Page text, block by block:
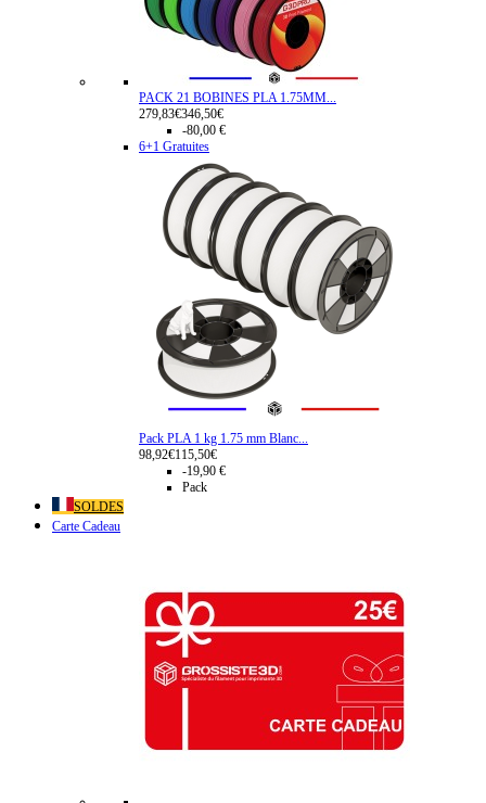
PACK 21 BOBINES PLA 1.75MM...
279,83€346,50€
-80,00 €
6+1 Gratuites
Pack PLA 1 kg 1.75 mm Blanc...
98,92€115,50€
-19,90 €
Pack
SOLDES
Carte Cadeau